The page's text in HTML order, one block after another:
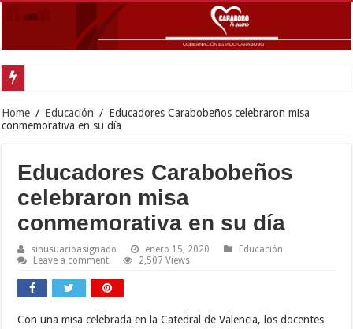
Home / Educación / Educadores Carabobeños celebraron misa
conmemorativa en su día
Educadores Carabobeños
celebraron misa
conmemorativa en su día
sinusuarioasignado enero 15, 2020
Educación
Leave a comment
2,507 Views
Con una misa celebrada en la Catedral de Valencia, los docentes